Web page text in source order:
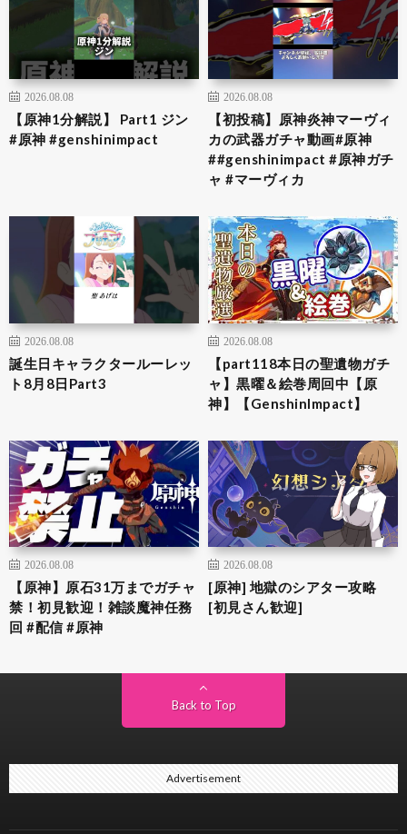
2026.08.08
【原神1分解説】 Part1 ジン
#原神 #genshinimpact
2026.08.08
【初投稿】原神炎神マーヴィ
カの武器ガチャ動画#原神
##genshinimpact #原神ガチ
ャ #マーヴィカ
2026.08.08
誕生日キャラクタールーレッ
ト8月8日Part3
2026.08.08
【part118本日の聖遺物ガチ
ャ】黒曜＆絵巻周回中【原
神】【GenshinImpact】
2026.08.08
【原神】原石31万までガチャ
禁！初見歓迎！雑談魔神任務
回 #配信 #原神
2026.08.08
[原神] 地獄のシアター攻略
[初見さん歓迎]
Back to Top
Advertisement